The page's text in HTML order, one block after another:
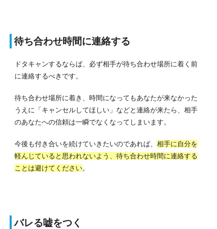
待ち合わせ時間に連絡する
ドタキャンするならば、必ず相手が待ち合わせ場所に着く前
に連絡するべきです。
待ち合わせ場所に着き、時間になってもあなたが来なかった
うえに「キャンセルしてほしい」などと連絡が来たら、相手
のあなたへの信頼は一瞬でなくなってしまいます。
今後も付き合いを続けていきたいのであれば、 相手に自分を
軽んじていると思われないよう、待ち合わせ時間に連絡する
ことは避けてください。
バレる嘘をつく